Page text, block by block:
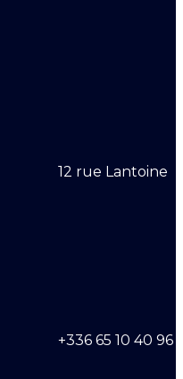
12 rue Lantoine
+336 65 10 40 96